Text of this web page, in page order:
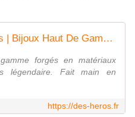
Nous Sommes Des Héros | Bijoux Haut De Gamme Forgés À La Main
forgés en matériaux
légendaire. Fait main en
https://des-heros.fr